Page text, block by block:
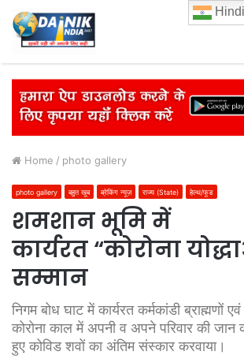
Home / photo gallery
photo gallery बहुत खूब ब्रेकिंग न्यूज़ राज्य (State) हेल्थ/फूड
शमशान भूमि में
कार्यरत “कोरोना
सम्मान
निगम बोध घाट में कार्यरत कर्मकांडी ब्राह्मणों एवं
कोरोना काल में अपनी व अपने परिवार की जान
हुए कोविड शवों का अंतिम संस्कार करवाया।
Hindi